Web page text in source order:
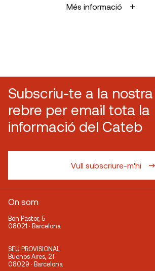
Més informació
Subscriu-te a la
rebre per email tota la
informació del Cateb
Vull subscriure-m'hi
On som
Bon Pastor, 5
08021 · Barcelona
SEU PROVISIONAL
Buenos Aires, 21
08029 · Barcelona